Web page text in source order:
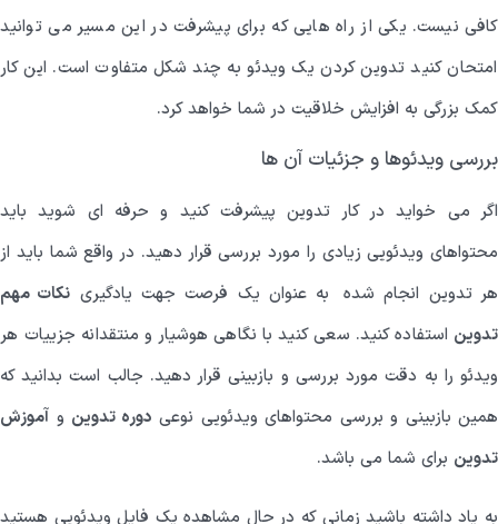
کافی نیست. یکی از راه هایی که برای پیشرفت در این مسیر می توانید
امتحان کنید تدوین کردن یک ویدئو به چند شکل متفاوت است. این کار
کمک بزرگی به افزایش خلاقیت در شما خواهد کرد.
بررسی ویدئوها و جزئیات آن ها
اگر می خواید در کار تدوین پیشرفت کنید و حرفه ای شوید باید
محتواهای ویدئویی زیادی را مورد بررسی قرار دهید. در واقع شما باید از
هر تدوین انجام شده به عنوان یک فرصت جهت یادگیری نکات مهم
تدوین استفاده کنید. سعی کنید با نگاهی هوشیار و منتقدانه جزییات هر
ویدئو را به دقت مورد بررسی و بازبینی قرار دهید. جالب است بدانید که
همین بازبینی و بررسی محتواهای ویدئویی نوعی دوره تدوین و آموزش
تدوین برای شما می باشد.
به یاد داشته باشید زمانی که در حال مشاهده یک فایل ویدئویی هستید